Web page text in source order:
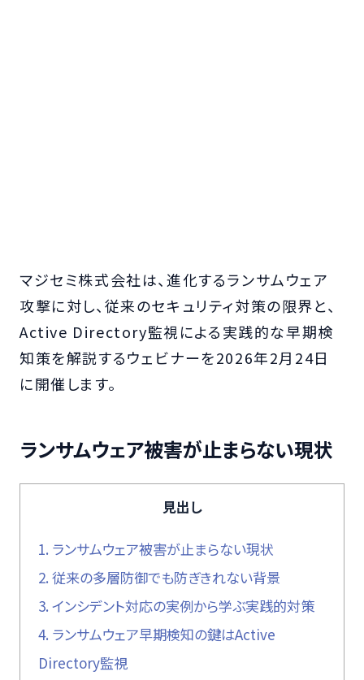
マジセミ株式会社は、進化するランサムウェア
攻撃に対し、従来のセキュリティ対策の限界と、
Active Directory監視による実践的な早期検
知策を解説するウェビナーを2026年2月24日
に開催します。
ランサムウェア被害が止まらない現状
見出し
1. ランサムウェア被害が止まらない現状
2. 従来の多層防御でも防ぎきれない背景
3. インシデント対応の実例から学ぶ実践的対策
4. ランサムウェア早期検知の鍵はActive
Directory監視